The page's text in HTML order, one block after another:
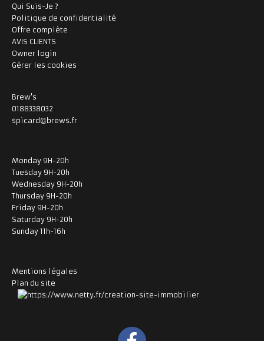
Qui Suis-Je ?
Politique de confidentialité
Offre complète
AVIS CLIENTS
Owner login
Gérer les cookies
Brew's
0188338032
spicard@brews.fr
Monday 9H-20h
Tuesday 9H-20h
Wednesday 9H-20h
Thursday 9H-20h
Friday 9H-20h
Saturday 9H-20h
Sunday 11h-16h
Mentions légales
Plan du site